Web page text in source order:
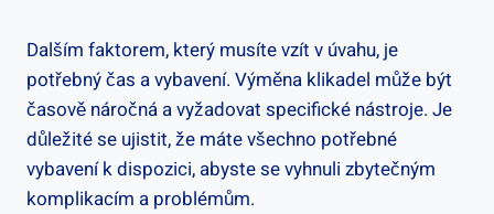
Dalším faktorem, který musíte‌ vzít v úvahu, je
potřebný ‌čas a ⁣vybavení. Výměna klikadel může⁢ být
časově náročná a vyžadovat specifické nástroje. Je
důležité ⁣se ujistit, ‌že máte všechno potřebné‍
vybavení k⁣ dispozici, abyste se vyhnuli zbytečným
komplikacím a problémům.